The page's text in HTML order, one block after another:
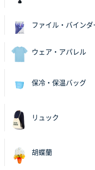
のし文言が変更で
千葉県M社様
2025年11月06日 14:57
営業ご担当者さま
き、他のネット印
進められました。
【ポリ袋】特別ご注
昨年利用した時に
比較して決めさせ
納期がギリギリだ
ファイル・バインダ
ウェア・アパレル
保冷・保温バッグ
リュック
胡蝶蘭